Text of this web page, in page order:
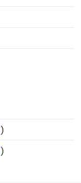
)
)